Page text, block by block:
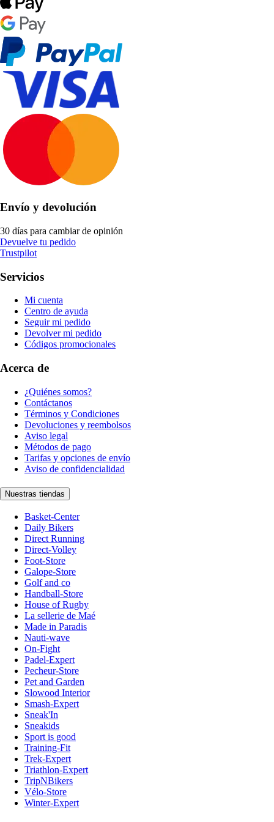
Envío y devolución
30 días para cambiar de opinión
Devuelve tu pedido
Trustpilot
Servicios
Mi cuenta
Centro de ayuda
Seguir mi pedido
Devolver mi pedido
Códigos promocionales
Acerca de
¿Quiénes somos?
Contáctanos
Términos y Condiciones
Devoluciones y reembolsos
Aviso legal
Métodos de pago
Tarifas y opciones de envío
Aviso de confidencialidad
Nuestras tiendas
Basket-Center
Daily Bikers
Direct Running
Direct-Volley
Foot-Store
Galope-Store
Golf and co
Handball-Store
House of Rugby
La sellerie de Maé
Made in Paradis
Nauti-wave
On-Fight
Padel-Expert
Pecheur-Store
Pet and Garden
Slowood Interior
Smash-Expert
Sneak'In
Sneakids
Sport is good
Training-Fit
Trek-Expert
Triathlon-Expert
TripNBikers
Vélo-Store
Winter-Expert